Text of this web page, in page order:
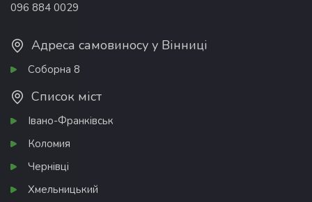
096 884 0029
Адреса самовиносу у Вінниці
Соборна 8
Список міст
Івано-Франківськ
Коломия
Чернівці
Хмельницький